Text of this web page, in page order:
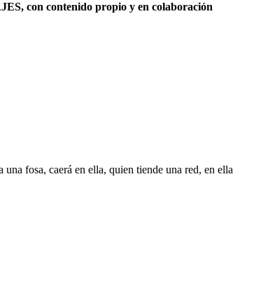
con contenido propio y en colaboración
fosa, caerá en ella, quien tiende una red, en ella